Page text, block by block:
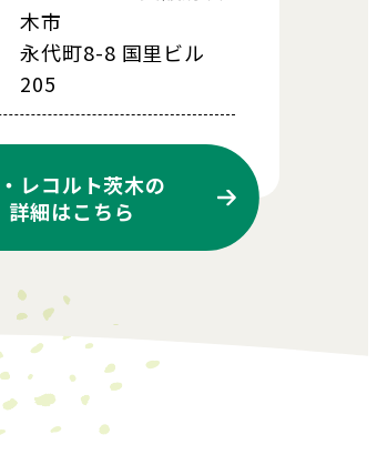
木市
永代町8-8 国里ビル
205
レコルト茨木の
詳細はこちら